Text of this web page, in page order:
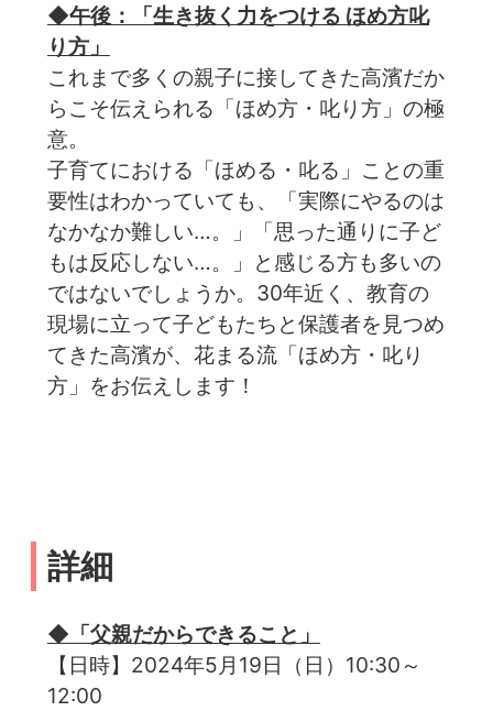
◆午後：「生き抜く力をつける ほめ方叱
り方」
これまで多くの親子に接してきた高濱だか
らこそ伝えられる「ほめ方・叱り方」の極
意。
子育てにおける「ほめる・叱る」ことの重
要性はわかっていても、「実際にやるのは
なかなか難しい…。」「思った通りに子ど
もは反応しない…。」と感じる方も多いの
ではないでしょうか。30年近く、教育の
現場に立って子どもたちと保護者を見つめ
てきた高濱が、花まる流「ほめ方・叱り
方」をお伝えします！
詳細
◆「父親だからできること」
【日時】2024年5月19日（日）10:30～
12:00